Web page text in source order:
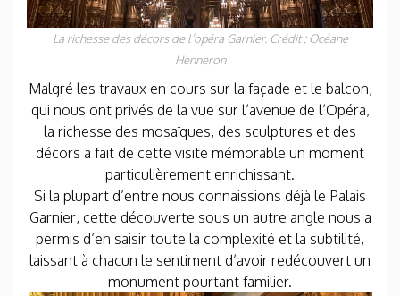
La richesse des décors de l’opéra Garnier. Crédit : Océane
Henneron
Malgré les travaux en cours sur la façade et le balcon,
qui nous ont privés de la vue sur l’avenue de l’Opéra,
la richesse des mosaïques, des sculptures et des
décors a fait de cette visite mémorable un moment
particulièrement enrichissant.
Si la plupart d’entre nous connaissions déjà le Palais
Garnier, cette découverte sous un autre angle nous a
permis d’en saisir toute la complexité et la subtilité,
laissant à chacun le sentiment d’avoir redécouvert un
monument pourtant familier.